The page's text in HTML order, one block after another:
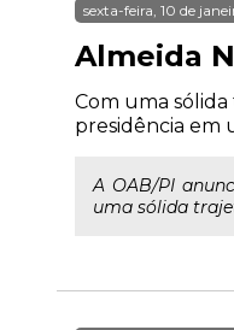
sexta-feira, 10 de
Almeida
Com uma
presidência em
A OAB/PI
uma sólida